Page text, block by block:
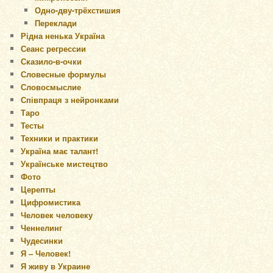
Одно-дву-трёхстишия
Переклади
Рідна ненька Україна
Сеанс регрессии
Сказило-в-очки
Словесные формулы
Словосмыслие
Співпраця з нейронками
Таро
Тесты
Техники и практики
Україна має талант!
Українське мистецтво
Фото
Церепты
Цифромистика
Человек человеку
Ченнелинг
Чудесинки
Я – Человек!
Я живу в Украине